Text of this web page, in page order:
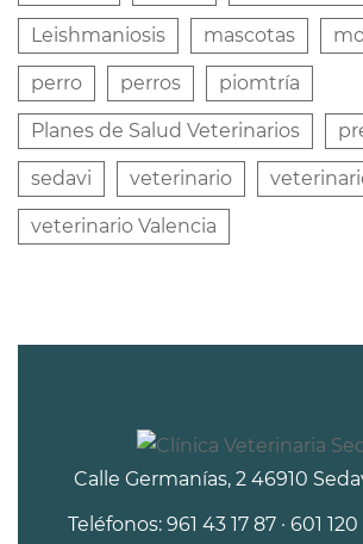
Leishmaniosis mascotas
perro perros piomtría
Planes de Salud Veterinarios
sedavi veterinario
veterinario Valencia
Calle Germanías, 2 46910
Teléfonos: 961 43 17 87 · 601